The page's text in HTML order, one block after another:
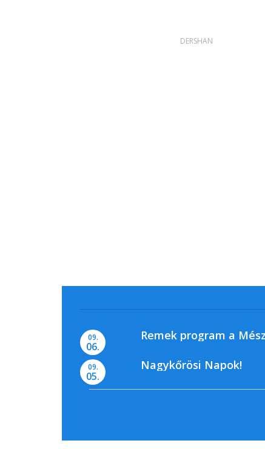
09.
06.
Remek program a
09.
05.
Nagykőrösi Napok!
DERSHAN